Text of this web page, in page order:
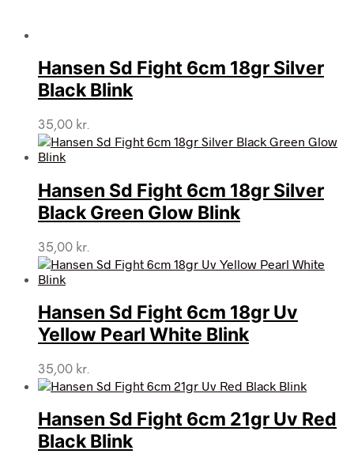
Hansen Sd Fight 6cm 18gr Silver
Black Blink
35,00 kr.
Hansen Sd Fight 6cm 18gr Silver
Black Green Glow Blink
35,00 kr.
Hansen Sd Fight 6cm 18gr Uv
Yellow Pearl White Blink
35,00 kr.
Hansen Sd Fight 6cm 21gr Uv Red
Black Blink